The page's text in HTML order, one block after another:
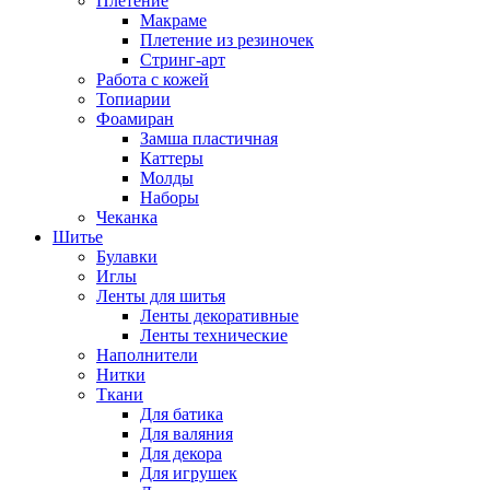
Макраме
Плетение из резиночек
Стринг-арт
Работа с кожей
Топиарии
Фоамиран
Замша пластичная
Каттеры
Молды
Наборы
Чеканка
Шитье
Булавки
Иглы
Ленты для шитья
Ленты декоративные
Ленты технические
Наполнители
Нитки
Ткани
Для батика
Для валяния
Для декора
Для игрушек